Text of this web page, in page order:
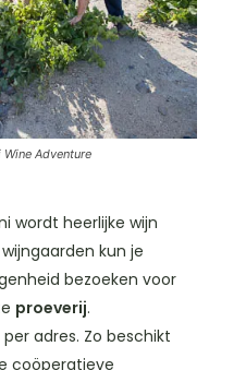
Adventure
wordt heerlijke wijn
kun je
bezoeken voor
proeverij.
adres. Zo beschikt
coöperatieve